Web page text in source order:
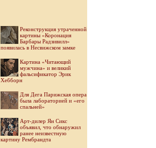
Реконструкция утраченной
картины «Коронация
Барбары Радзивилл»
появилась в Несвижском замке
Картина «Читающий
мужчина» и великий
фальсификатор Эрик
Хебборн
Для Дега Парижская опера
была лабораторией и «его
спальней»
Арт-дилер Ян Сикс
объявил, что обнаружил
ранее неизвестную
картину Рембрандта